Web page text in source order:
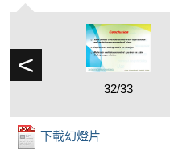
32/33
<
下載幻燈片